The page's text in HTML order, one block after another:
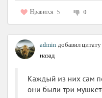
Нравится 5 0
admin добавил цитату
назад
Каждый из них сам
они были три